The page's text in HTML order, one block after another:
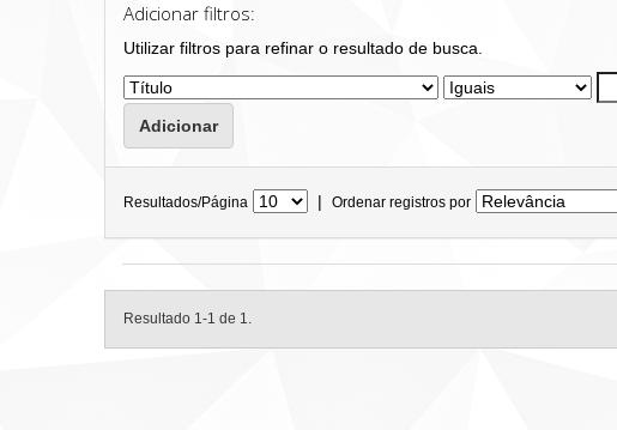
Adicionar filtros:
Utilizar filtros para refinar o resultado de busca.
Resultados/Página | Ordenar registros por
Resultado 1-1 de 1.